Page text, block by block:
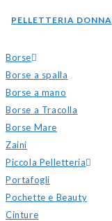
PELLETTERIA DONNA
Borse
Borse a spalla
Borse a mano
Borse a Tracolla
Borse Mare
Zaini
Piccola Pelletteria
Portafogli
Pochette e Beauty
Cinture